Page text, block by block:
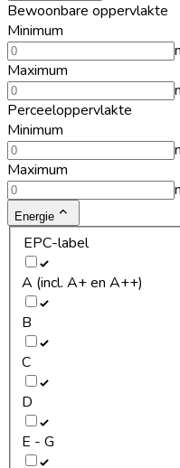
Bewoonbare oppervlakte
Minimum
Maximum
Perceeloppervlakte
Minimum
Maximum
Energie
EPC-label
A (incl. A+ en A++)
B
C
D
E - G